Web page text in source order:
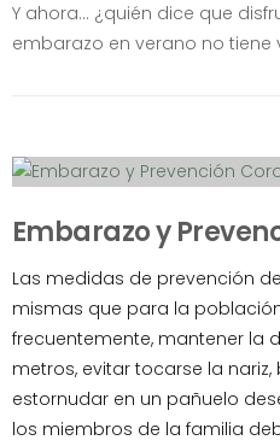
Y ahora... ¿quién dice que
embarazo en verano no tiene
Embarazo y
Las medidas de prevención
mismas que para la
frecuentemente, mantener la
metros, evitar tocarse la
estornudar en un pañuelo
los miembros de la familia